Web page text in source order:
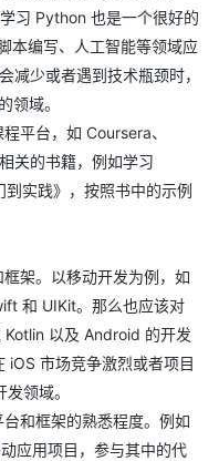
习 Python 也是一个很好的
本编写、人工智能等领域应
少或者遇到技术瓶颈时，
领域。
平台，如 Coursera、
关的书籍，例如学习
实践》，按照书中的示例
架。以移动开发为例，如
和 UIKit。那么也应该对
以及 Android 的开发
市场竞争激烈或者项目
领域。
和框架的熟悉程度。例如
应用项目，参与其中的代